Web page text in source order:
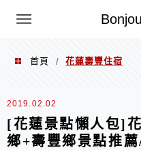
選單
首頁 / 花蓮壽豐住宿
花蓮壽豐住宿
2019.02.02
[花蓮景點懶人包]
鄉+壽豐鄉景點推